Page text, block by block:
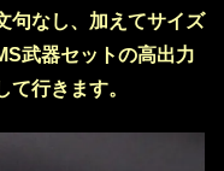
句なし、加えてサイズ
武器セットの高出力
行きます。